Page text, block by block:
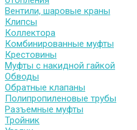
Вентили, шаровые краны
Клипсы
Коллектора
Комбинированные муфты
Крестовины
Муфты с накидной гайкой
Обводы
Обратные клапаны
Полипропиленовые трубы
Разъемные муфты
Тройник